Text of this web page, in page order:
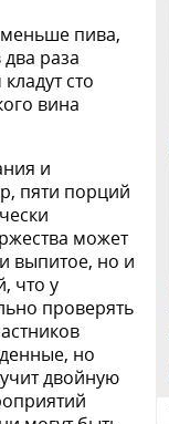
меньше пива,
раза
сто
вина
и
пяти порций
может
выпитое, но и
что у
проверять
но
двойную